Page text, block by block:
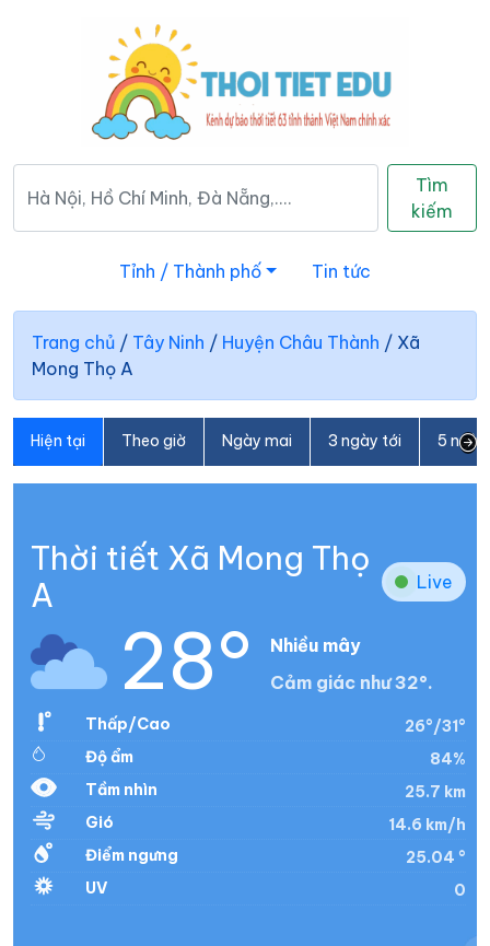
Tìm
kiếm
Tỉnh / Thành phố Tin tức
Trang chủ / Tây Ninh / Huyện Châu Thành / Xã
Mong Thọ A
Hiện tại Theo giờ Ngày mai 3 ngày tới 5
Thời tiết Xã Mong Thọ
A
Live
28°
Nhiều mây
Cảm giác như 32°.
Thấp/Cao
26°/31°
Độ ẩm
84%
Tầm nhìn
25.7 km
Gió
14.6 km/h
Điểm ngưng
25.04 °
UV
0